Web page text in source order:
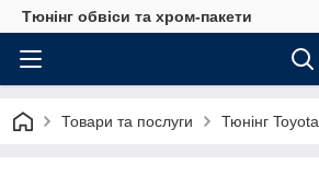
Тюнінг обвіси та хром-пакети
Товари та послуги Тюнінг Toyota